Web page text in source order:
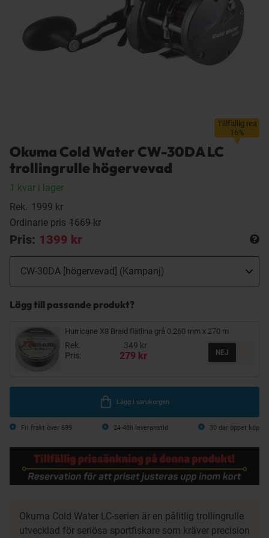
Tillfällig rea
16%
Okuma Cold Water CW-30DA LC
trollingrulle högervevad
1 kvar i lager
Rek. 1999 kr
Ordinarie pris 1669 kr
Pris: 1399 kr
Lägg till passande produkt?
Hurricane X8 Braid flätlina grå 0.260 mm x 270 m
Rek.
349 kr
Pris:
279 kr
Lägg i varukorgen
Fri frakt över 699 24-48h leveranstid 30 dar öppet köp
Okuma Cold Water LC-serien är en pålitlig trollingrulle
utvecklad för seriösa sportfiskare som kräver precision